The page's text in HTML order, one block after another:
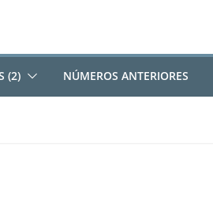
(2) NÚMEROS ANTERIORES